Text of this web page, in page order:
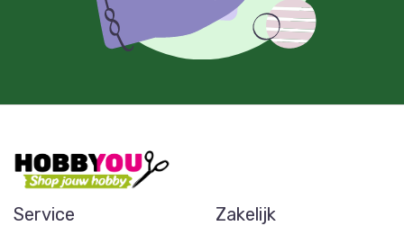
Service Zakelijk